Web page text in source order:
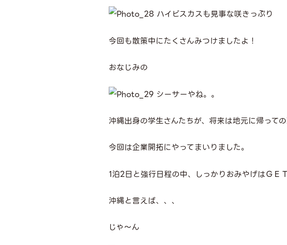
ハイビスカスも見事な咲きっぷり
今回も散策中にたくさんみつけましたよ！
おなじみの
シーサーやね。。
沖縄出身の学生さんたちが、将来は地元に帰って
今回は企業開拓にやってまいりました。
1泊2日と強行日程の中、しっかりおみやげはＧＥ
沖縄と言えば、、、
じゃ～ん